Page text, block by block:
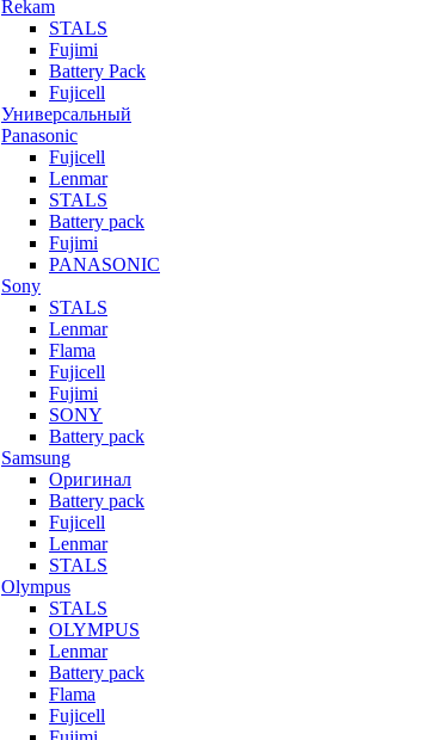
Rekam
STALS
Fujimi
Battery Pack
Fujicell
Универсальный
Panasonic
Fujicell
Lenmar
STALS
Battery pack
Fujimi
PANASONIC
Sony
STALS
Lenmar
Flama
Fujicell
Fujimi
SONY
Battery pack
Samsung
Оригинал
Battery pack
Fujicell
Lenmar
STALS
Olympus
STALS
OLYMPUS
Lenmar
Battery pack
Flama
Fujicell